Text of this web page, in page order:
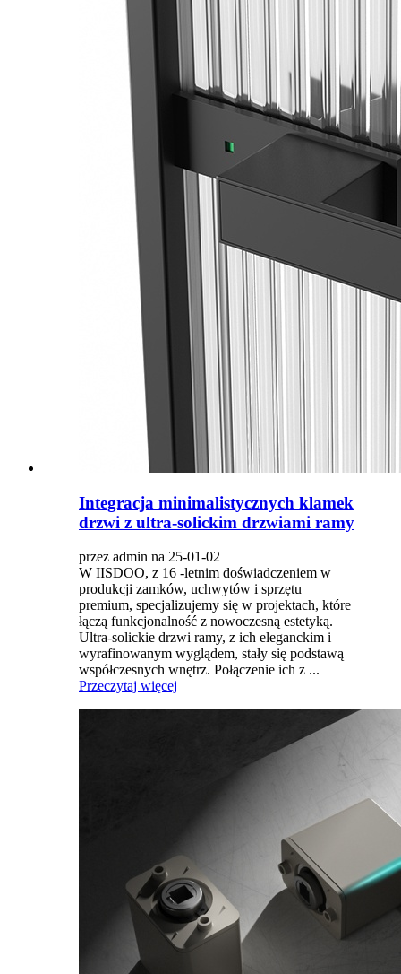
Integracja minimalistycznych klamek
drzwi z ultra-solickim drzwiami ramy
przez admin na 25-01-02
W IISDOO, z 16 -letnim doświadczeniem w
produkcji zamków, uchwytów i sprzętu
premium, specjalizujemy się w projektach, które
łączą funkcjonalność z nowoczesną estetyką.
Ultra-solickie drzwi ramy, z ich eleganckim i
wyrafinowanym wyglądem, stały się podstawą
współczesnych wnętrz. Połączenie ich z ...
Przeczytaj więcej